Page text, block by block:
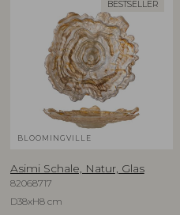
BESTSELLER
BLOOMINGVILLE
Asimi Schale, Natur, Glas
82068717
D38xH8 cm